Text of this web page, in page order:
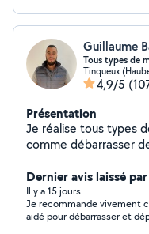
Guillaume
Tous types de
Tinqueux
4,9/5
Présentation
Je réalise tous types
comme débarrasser
demande.
Dernier avis laissé
Il y a 15 jours
Je recommande vivement
aidé pour débarrasser et